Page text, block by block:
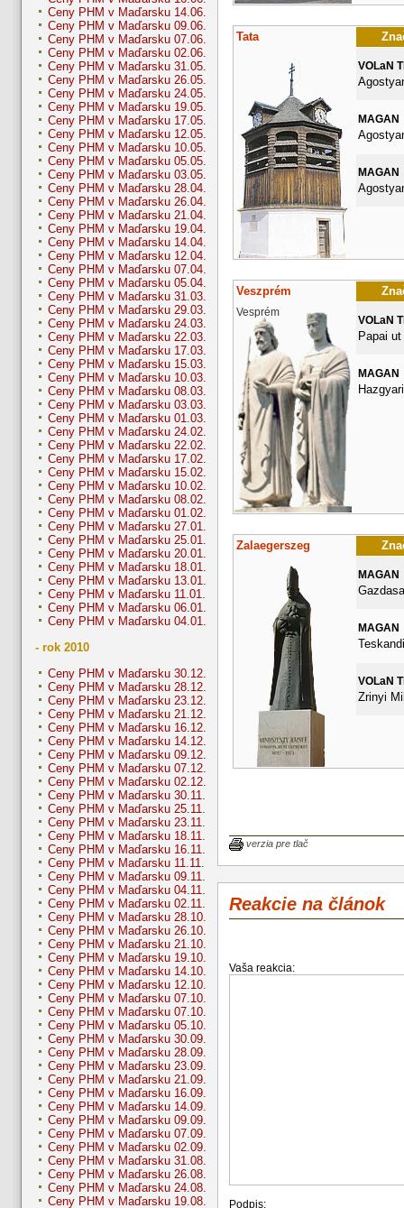
Ceny PHM v Maďarsku 14.06.
Ceny PHM v Maďarsku 09.06.
Ceny PHM v Maďarsku 07.06.
Ceny PHM v Maďarsku 02.06.
Ceny PHM v Maďarsku 31.05.
Ceny PHM v Maďarsku 26.05.
Ceny PHM v Maďarsku 24.05.
Ceny PHM v Maďarsku 19.05.
Ceny PHM v Maďarsku 17.05.
Ceny PHM v Maďarsku 12.05.
Ceny PHM v Maďarsku 10.05.
Ceny PHM v Maďarsku 05.05.
Ceny PHM v Maďarsku 03.05.
Ceny PHM v Maďarsku 28.04.
Ceny PHM v Maďarsku 26.04.
Ceny PHM v Maďarsku 21.04.
Ceny PHM v Maďarsku 19.04.
Ceny PHM v Maďarsku 14.04.
Ceny PHM v Maďarsku 12.04.
Ceny PHM v Maďarsku 07.04.
Ceny PHM v Maďarsku 05.04.
Ceny PHM v Maďarsku 31.03.
Ceny PHM v Maďarsku 29.03.
Ceny PHM v Maďarsku 24.03.
Ceny PHM v Maďarsku 22.03.
Ceny PHM v Maďarsku 17.03.
Ceny PHM v Maďarsku 15.03.
Ceny PHM v Maďarsku 10.03.
Ceny PHM v Maďarsku 08.03.
Ceny PHM v Maďarsku 03.03.
Ceny PHM v Maďarsku 01.03.
Ceny PHM v Maďarsku 24.02.
Ceny PHM v Maďarsku 22.02.
Ceny PHM v Maďarsku 17.02.
Ceny PHM v Maďarsku 15.02.
Ceny PHM v Maďarsku 10.02.
Ceny PHM v Maďarsku 08.02.
Ceny PHM v Maďarsku 01.02.
Ceny PHM v Maďarsku 27.01.
Ceny PHM v Maďarsku 25.01.
Ceny PHM v Maďarsku 20.01.
Ceny PHM v Maďarsku 18.01.
Ceny PHM v Maďarsku 13.01.
Ceny PHM v Maďarsku 11.01.
Ceny PHM v Maďarsku 06.01.
Ceny PHM v Maďarsku 04.01.
- rok 2010
Ceny PHM v Maďarsku 30.12.
Ceny PHM v Maďarsku 28.12.
Ceny PHM v Maďarsku 23.12.
Ceny PHM v Maďarsku 21.12.
Ceny PHM v Maďarsku 16.12.
Ceny PHM v Maďarsku 14.12.
Ceny PHM v Maďarsku 09.12.
Ceny PHM v Maďarsku 07.12.
Ceny PHM v Maďarsku 02.12.
Ceny PHM v Maďarsku 30.11.
Ceny PHM v Maďarsku 25.11.
Ceny PHM v Maďarsku 23.11.
Ceny PHM v Maďarsku 18.11.
Ceny PHM v Maďarsku 16.11.
Ceny PHM v Maďarsku 11.11.
Ceny PHM v Maďarsku 09.11.
Ceny PHM v Maďarsku 04.11.
Ceny PHM v Maďarsku 02.11.
Ceny PHM v Maďarsku 28.10.
Ceny PHM v Maďarsku 26.10.
Ceny PHM v Maďarsku 21.10.
Ceny PHM v Maďarsku 19.10.
Ceny PHM v Maďarsku 14.10.
Ceny PHM v Maďarsku 12.10.
Ceny PHM v Maďarsku 07.10.
Ceny PHM v Maďarsku 07.10.
Ceny PHM v Maďarsku 05.10.
Ceny PHM v Maďarsku 30.09.
Ceny PHM v Maďarsku 28.09.
Ceny PHM v Maďarsku 23.09.
Ceny PHM v Maďarsku 21.09.
Ceny PHM v Maďarsku 16.09.
Ceny PHM v Maďarsku 14.09.
Ceny PHM v Maďarsku 09.09.
Ceny PHM v Maďarsku 07.09.
Ceny PHM v Maďarsku 02.09.
Ceny PHM v Maďarsku 31.08.
Ceny PHM v Maďarsku 26.08.
Ceny PHM v Maďarsku 24.08.
Ceny PHM v Maďarsku 19.08.
Tata
VOLaN
MAGAN
MAGAN
Veszprém
Vesprém
VOLaN
Papai ut
MAGAN
Zalaegerszeg
MAGAN
MAGAN
VOLaN
Zrinyi
verzia pre tlač
Reakcie na článok
Vaša reakcia:
Podpis: